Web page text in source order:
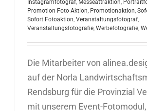
Instagramfotograf, Messeattraktion,
Promotion Foto Aktion, Promotionaktion,
Sofort Fotoaktion, Veranstaltungsfotograf,
Veranstaltungsfotografie, Werbefotografie,
Die Mitarbeiter von
auf der Norla
Rendsburg für die Provinzial
mit unserem Event-